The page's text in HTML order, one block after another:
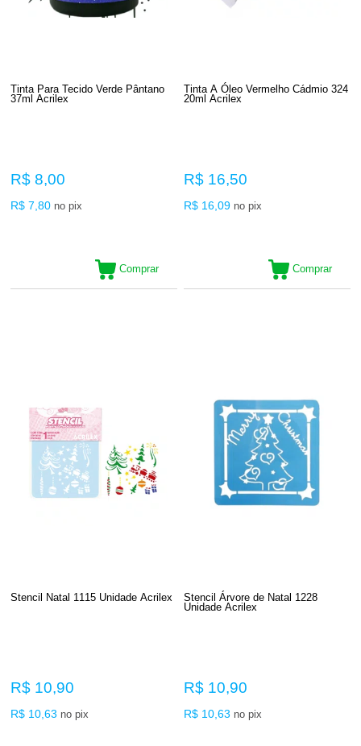
Tinta Para Tecido Verde Pântano
37ml Acrilex
R$ 8,00
R$ 7,80 no pix
Comprar
Tinta A Óleo Vermelho Cádmio 324
20ml Acrilex
R$ 16,50
R$ 16,09 no pix
Comprar
Stencil Natal 1115 Unidade Acrilex
R$ 10,90
R$ 10,63 no pix
Stencil Árvore de Natal 1228
Unidade Acrilex
R$ 10,90
R$ 10,63 no pix